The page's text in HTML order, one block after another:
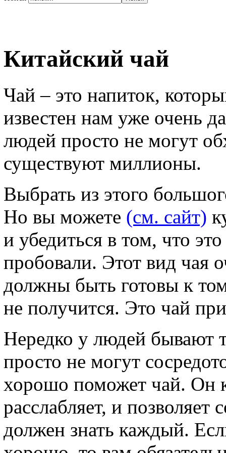
Китайский чай
Чай – это напиток,
известен нам уже очень
людей просто не могут
существуют миллионы.
Выбрать из этого
Но вы можете (см. сайт)
и убедиться в том, что
пробовали. Этот вид чая
должны быть готовы к
не получится. Это чай
Нередко у людей бывают
просто не могут
хорошо поможет чай. Он
расслабляет, и позволяет
должен знать каждый.